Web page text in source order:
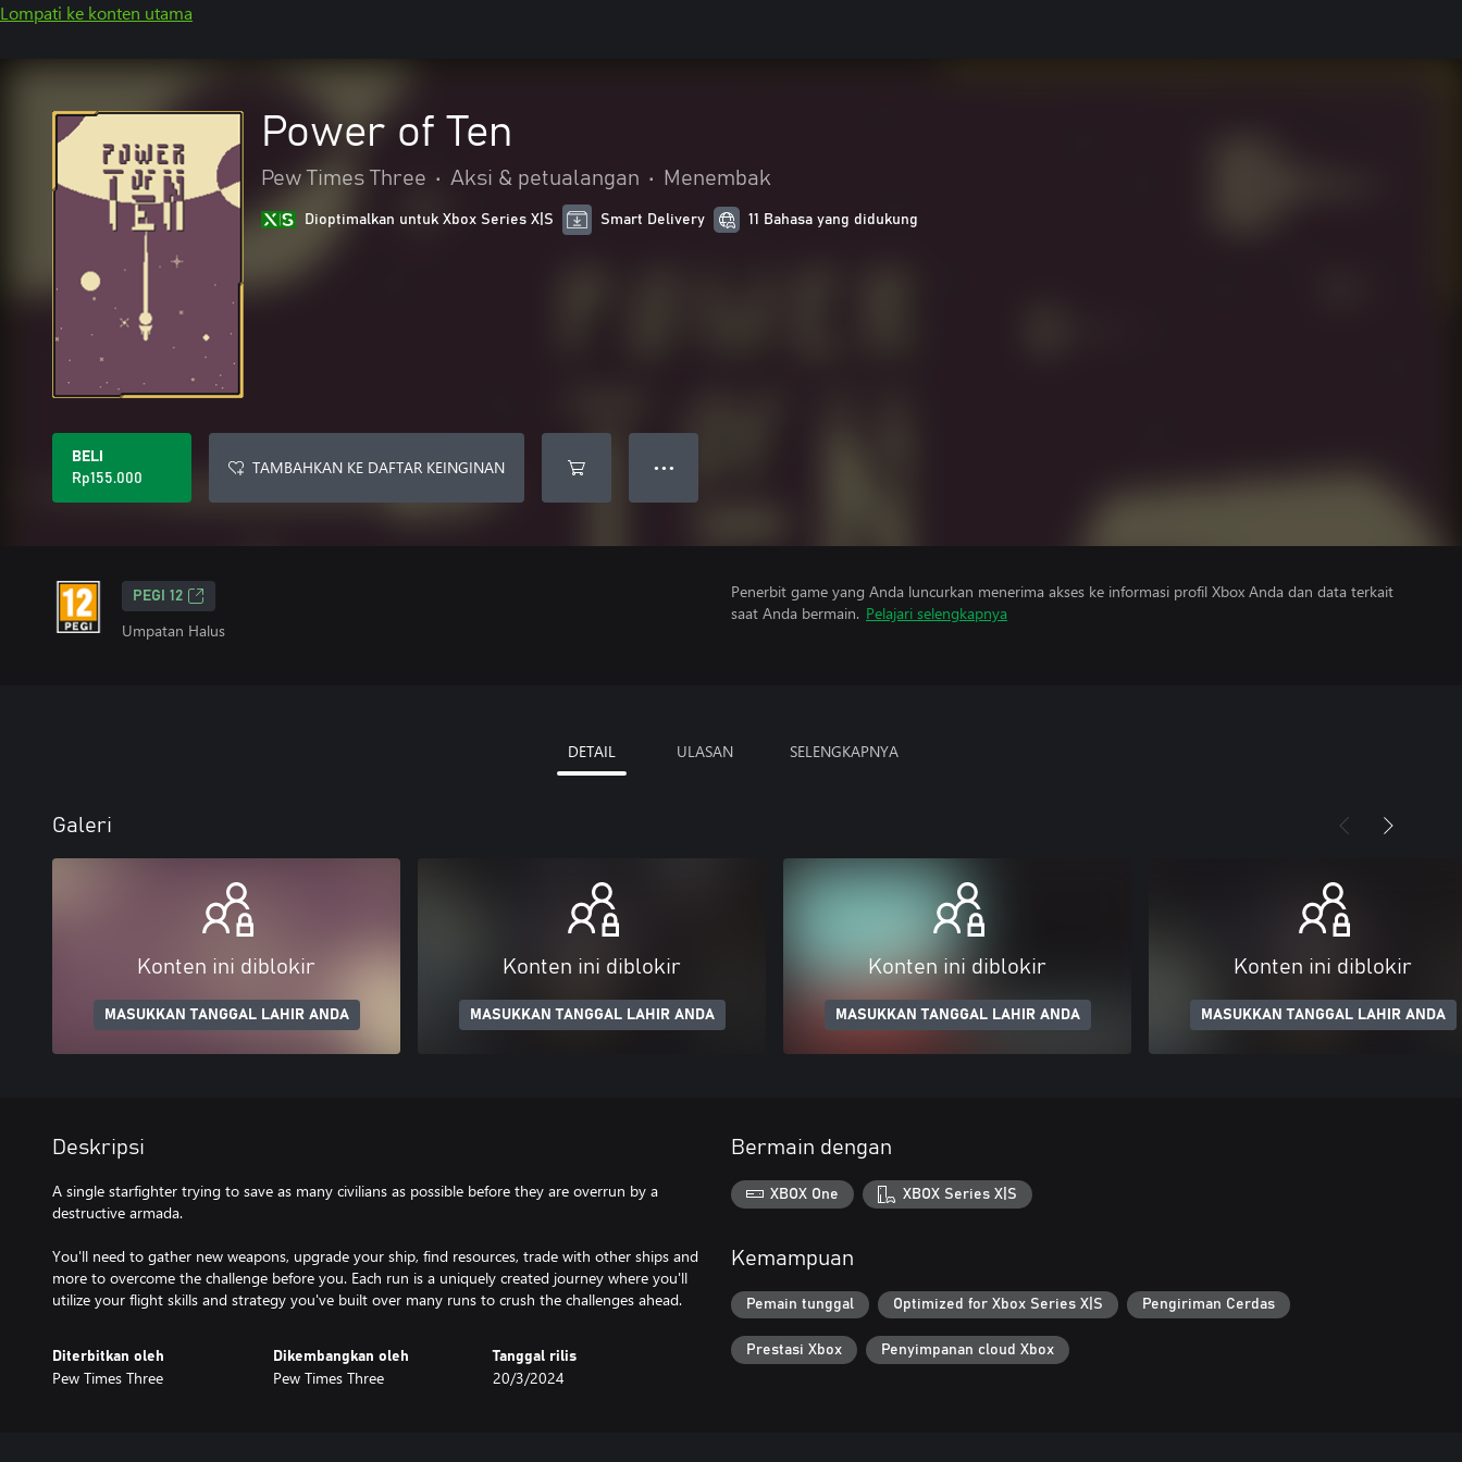
Lompati ke konten utama
Power of Ten
Pew Times Three • Aksi & petualangan • Menembak
Dioptimalkan untuk Xbox Series X|S Smart Delivery 11 Bahasa yang didukung
BELI
Rp155.000
TAMBAHKAN KE DAFTAR KEINGINAN ● ● ●
PEGI 12
Umpatan Halus
Penerbit game yang Anda luncurkan menerima akses ke informasi profil Xbox Anda dan data terkait
saat Anda bermain. Pelajari selengkapnya
DETAIL ULASAN SELENGKAPNYA
Galeri
Konten ini diblokir
MASUKKAN TANGGAL LAHIR ANDA
Konten ini diblokir
MASUKKAN TANGGAL LAHIR ANDA
Konten ini diblokir
MASUKKAN TANGGAL LAHIR ANDA
Konten ini diblokir
MASUKKAN TANGGAL LAHIR ANDA
Deskripsi
A single starfighter trying to save as many civilians as possible before they are overrun by a
destructive armada.
You'll need to gather new weapons, upgrade your ship, find resources, trade with other ships and
more to overcome the challenge before you. Each run is a uniquely created journey where you'll
utilize your flight skills and strategy you've built over many runs to crush the challenges ahead.
Diterbitkan oleh
Pew Times Three
Dikembangkan oleh
Pew Times Three
Tanggal rilis
20/3/2024
Bermain dengan
XBOX One XBOX Series X|S
Kemampuan
Pemain tunggal Optimized for Xbox Series X|S Pengiriman Cerdas
Prestasi Xbox Penyimpanan cloud Xbox